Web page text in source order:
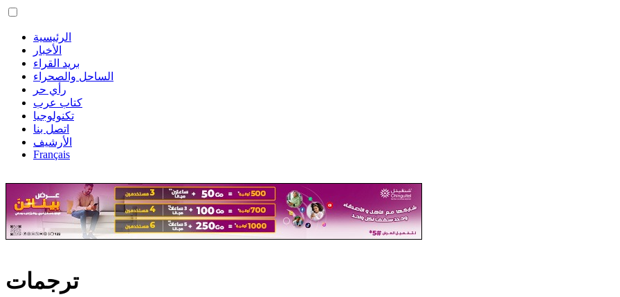
الرئيسية
الأخبار
بريد القراء
الساحل والصحراء
رأي حر
كتاب عرب
تكنولوجيا
اتصل بنا
الأرشيف
Français
ترجمات